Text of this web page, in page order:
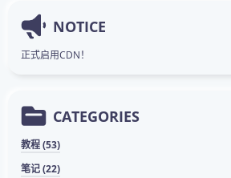
NOTICE
正式启用CDN！
CATEGORIES
教程 (53)
笔记 (22)